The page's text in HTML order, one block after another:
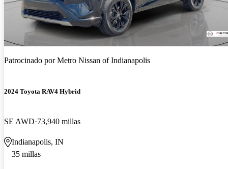
Patrocinado porMetro Nissan of Indianapolis
2024 Toyota RAV4 Hybrid
SE AWD 73,940 millas
Indianapolis, IN
35 millas